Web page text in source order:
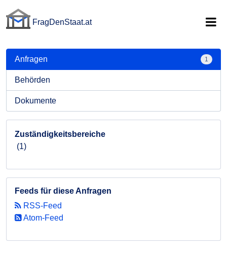
FragDenStaat.at
Anfragen 1
Behörden
Dokumente
Zuständigkeitsbereiche
(1)
Feeds für diese Anfragen
RSS-Feed
Atom-Feed